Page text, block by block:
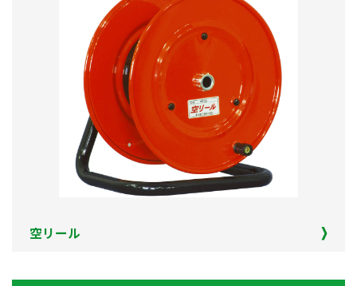
空リール